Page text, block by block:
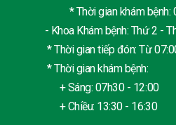
* Thời gian khám bệnh:
- Khoa Khám bệnh: Thứ 2 -
* Thời gian tiếp đón: Từ
* Thời gian khám bệnh:
+ Sáng: 07h30 - 12:00
+ Chiều: 13:30 - 16:30